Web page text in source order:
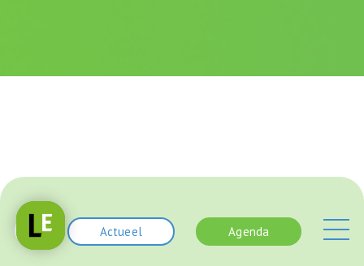
Actueel Agenda